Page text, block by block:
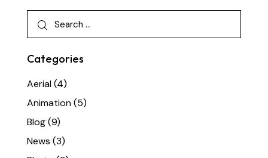
Categories
Aerial(4)
Animation(5)
Blog(9)
News (3)